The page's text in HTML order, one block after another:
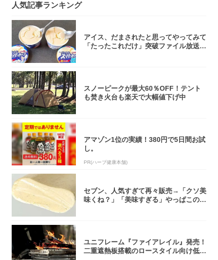
人気記事ランキング
アイス、だまされたと思ってやってみて
「たったこれだけ」突破ファイル放送で
スノーピークが最大60％OFF！テント
も焚き火台も楽天で大幅値下げ中
アマゾン1位の実績！380円で5日間お試
し。
PR(ハーブ健康本舗)
セブン、人気すぎて再々販売→「クソ美
味くね？」「美味すぎる」やっぱこのク
ユニフレーム『ファイアレイル』発売！
二重遮熱板搭載のロースタイル向け低型